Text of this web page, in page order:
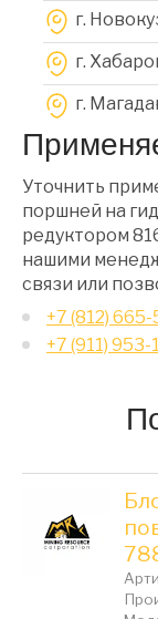
г.
г.
г.
Уточнить
поршней на
редуктором
нашими
связи или
+7 (812)
+7 (911) 953-